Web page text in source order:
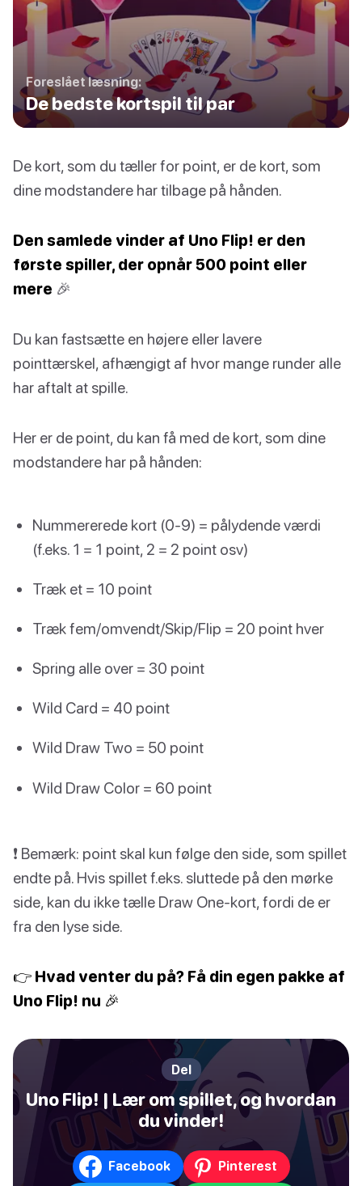
Foreslået læsning:
De bedste kortspil til par
De kort, som du tæller for point, er de kort, som
dine modstandere har tilbage på hånden.
Den samlede vinder af Uno Flip! er den
første spiller, der opnår 500 point eller
mere 🎉
Du kan fastsætte en højere eller lavere
pointtærskel, afhængigt af hvor mange runder alle
har aftalt at spille.
Her er de point, du kan få med de kort, som dine
modstandere har på hånden:
Nummererede kort (0-9) = pålydende værdi
(f.eks. 1 = 1 point, 2 = 2 point osv)
Træk et = 10 point
Træk fem/omvendt/Skip/Flip = 20 point hver
Spring alle over = 30 point
Wild Card = 40 point
Wild Draw Two = 50 point
Wild Draw Color = 60 point
❗️ Bemærk: point skal kun følge den side, som spillet
endte på. Hvis spillet f.eks. sluttede på den mørke
side, kan du ikke tælle Draw One-kort, fordi de er
fra den lyse side.
👉 Hvad venter du på? Få din egen pakke af
Uno Flip! nu 🎉
Del
Uno Flip! | Lær om spillet, og hvordan
du vinder!
Facebook Pinterest